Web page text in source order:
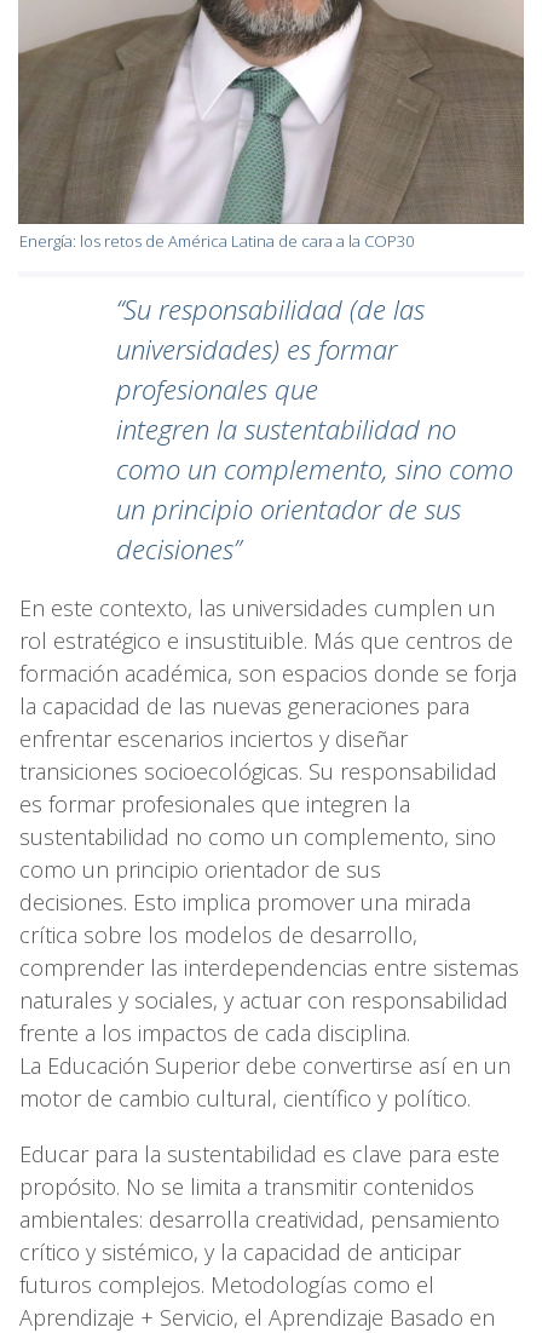
Energía: los retos de América Latina de cara a la COP30
“Su responsabilidad (de las
universidades) es formar
profesionales que
integren la sustentabilidad no
como un complemento, sino como
un principio orientador de sus
decisiones”
En este contexto, las universidades cumplen un
rol estratégico e insustituible. Más que centros de
formación académica, son espacios donde se forja
la capacidad de las nuevas generaciones para
enfrentar escenarios inciertos y diseñar
transiciones socioecológicas. Su responsabilidad
es formar profesionales que integren la
sustentabilidad no como un complemento, sino
como un principio orientador de sus
decisiones. Esto implica promover una mirada
crítica sobre los modelos de desarrollo,
comprender las interdependencias entre sistemas
naturales y sociales, y actuar con responsabilidad
frente a los impactos de cada disciplina.
La Educación Superior debe convertirse así en un
motor de cambio cultural, científico y político.
Educar para la sustentabilidad es clave para este
propósito. No se limita a transmitir contenidos
ambientales: desarrolla creatividad, pensamiento
crítico y sistémico, y la capacidad de anticipar
futuros complejos. Metodologías como el
Aprendizaje + Servicio, el Aprendizaje Basado en